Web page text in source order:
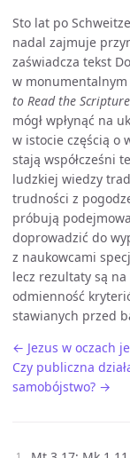
Sto lat po
nadal zajmuje
zaświadcza tekst
w
to Read the
mógł wpłynąć na
w istocie częścią o
stają współcześni
ludzkiej wiedzy
trudności z
próbują
doprowadzić do
z naukowcami
lecz rezultaty są
odmienność
stawianych przed
← Jezus w oczach
Czy publiczna
samobójstwo? →